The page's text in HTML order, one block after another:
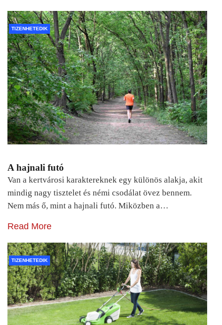
TIZENHETEDIK
A hajnali futó
Van a kertvárosi karaktereknek egy különös alakja, akit
mindig nagy tisztelet és némi csodálat övez bennem.
Nem más ő, mint a hajnali futó. Miközben a…
Read More
TIZENHETEDIK